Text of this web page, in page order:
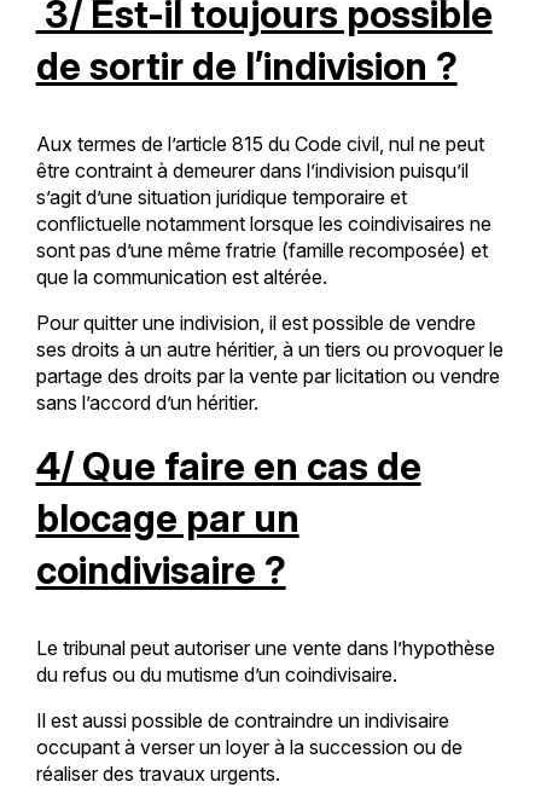
3/ Est-il toujours possible
de sortir de l’indivision ?
Aux termes de l’article 815 du Code civil, nul ne peut
être contraint à demeurer dans l’indivision puisqu’il
s’agit d’une situation juridique temporaire et
conflictuelle notamment lorsque les coindivisaires ne
sont pas d’une même fratrie (famille recomposée) et
que la communication est altérée.
Pour quitter une indivision, il est possible de vendre
ses droits à un autre héritier, à un tiers ou provoquer le
partage des droits par la vente par licitation ou vendre
sans l’accord d’un héritier.
4/ Que faire en cas de
blocage par un
coindivisaire ?
Le tribunal peut autoriser une vente dans l’hypothèse
du refus ou du mutisme d’un coindivisaire.
Il est aussi possible de contraindre un indivisaire
occupant à verser un loyer à la succession ou de
réaliser des travaux urgents.